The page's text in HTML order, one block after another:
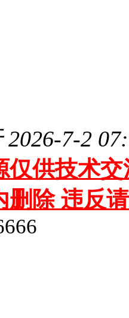
7-2
仅供技术
删除 违反